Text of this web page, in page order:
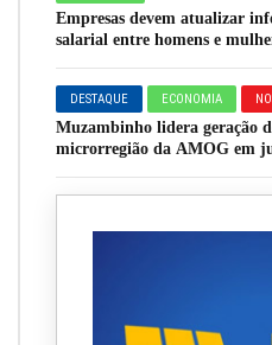
Empresas devem atualizar
salarial entre homens e
DESTAQUE ECONOMIA
Muzambinho lidera geração
microrregião da AMOG em